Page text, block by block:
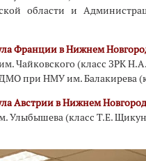
области и
Франции в Нижнем
Чайковского (класс ЗРК
при НМУ им. Балакирева
Австрии в Нижнем
Улыбышева (класс Т.Е.